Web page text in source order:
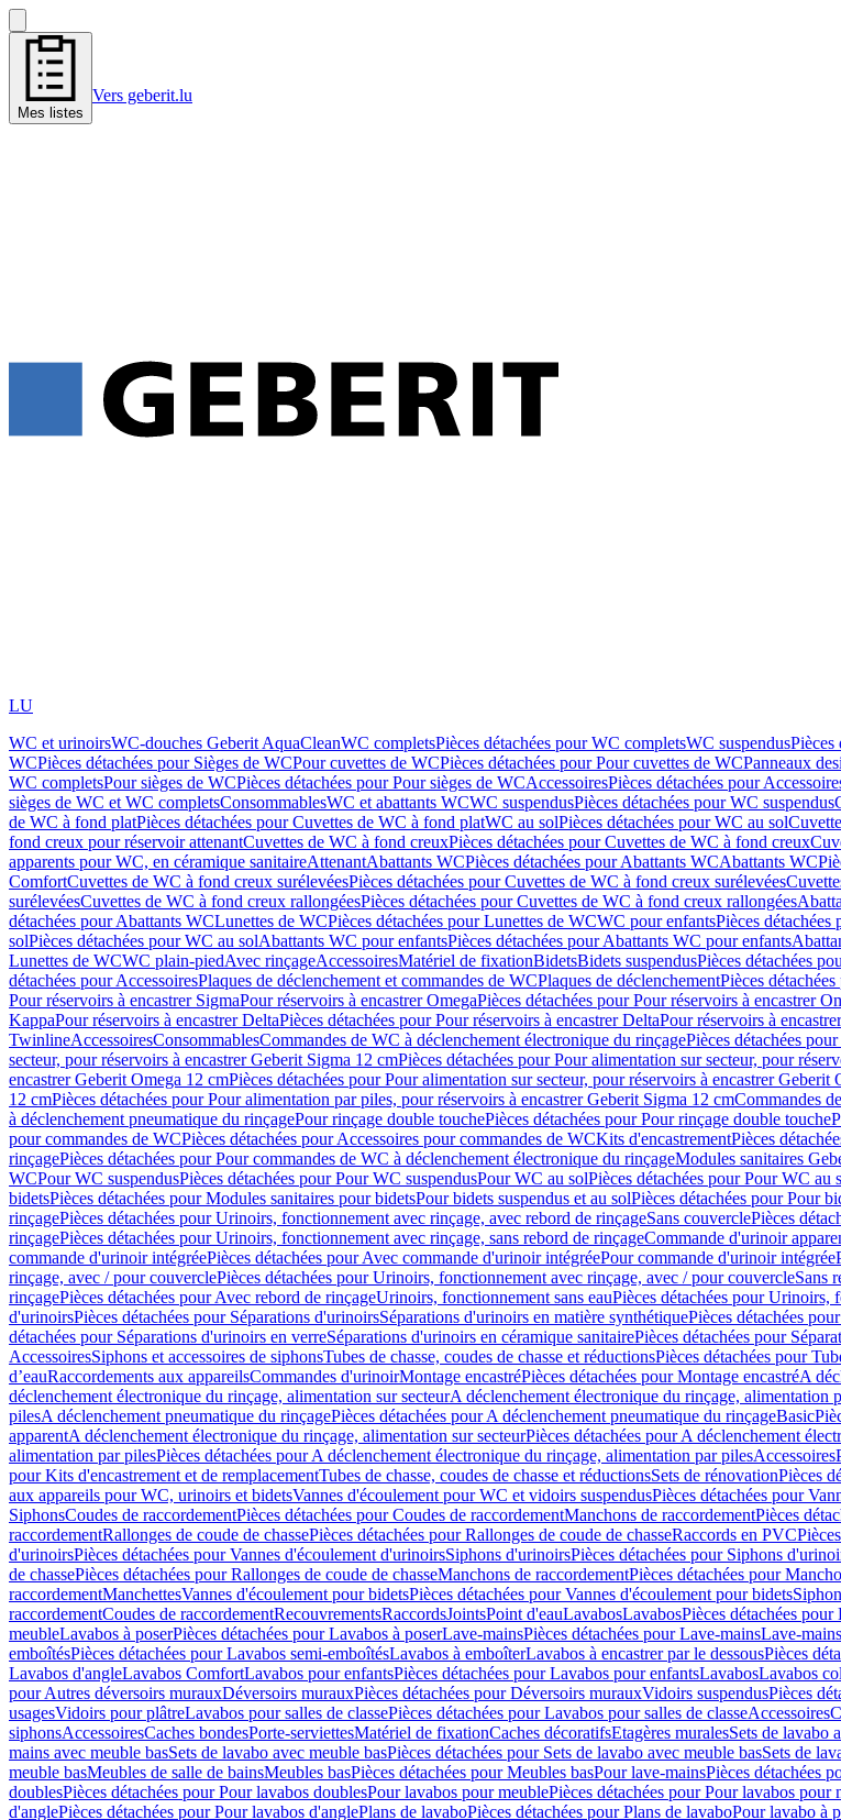
Mes listes
Vers geberit.lu
LU
WC et urinoirsWC-douches Geberit AquaCleanWC completsPièces détachées pour WC completsWC suspendusPièces
WCPièces détachées pour Sièges de WCPour cuvettes de WCPièces détachées pour Pour cuvettes de WCPanneaux
WC completsPour sièges de WCPièces détachées pour Pour sièges de WCAccessoiresPièces détachées pour
sièges de WC et WC completsConsommablesWC et abattants WCWC suspendusPièces détachées pour WC suspendus
de WC à fond platPièces détachées pour Cuvettes de WC à fond platWC au solPièces détachées pour WC au sol
fond creux pour réservoir attenantCuvettes de WC à fond creuxPièces détachées pour Cuvettes de WC à fond creux
apparents pour WC, en céramique sanitaireAttenantAbattants WCPièces détachées pour Abattants WCAbattants WC
ComfortCuvettes de WC à fond creux surélevéesPièces détachées pour Cuvettes de WC à fond creux surélevées
surélevéesCuvettes de WC à fond creux rallongéesPièces détachées pour Cuvettes de WC à fond creux rallongées
détachées pour Abattants WCLunettes de WCPièces détachées pour Lunettes de WCWC pour enfantsPièces
solPièces détachées pour WC au solAbattants WC pour enfantsPièces détachées pour Abattants WC pour enfants
Lunettes de WCWC plain-piedAvec rinçageAccessoiresMatériel de fixationBidetsBidets suspendusPièces détachées
détachées pour AccessoiresPlaques de déclenchement et commandes de WCPlaques de déclenchementPièces
Pour réservoirs à encastrer SigmaPour réservoirs à encastrer OmegaPièces détachées pour Pour réservoirs à encastrer
KappaPour réservoirs à encastrer DeltaPièces détachées pour Pour réservoirs à encastrer DeltaPour réservoirs à
TwinlineAccessoiresConsommablesCommandes de WC à déclenchement électronique du rinçagePièces détachées
secteur, pour réservoirs à encastrer Geberit Sigma 12 cmPièces détachées pour Pour alimentation sur secteur, pour
encastrer Geberit Omega 12 cmPièces détachées pour Pour alimentation sur secteur, pour réservoirs à encastrer Geberit
12 cmPièces détachées pour Pour alimentation par piles, pour réservoirs à encastrer Geberit Sigma 12 cmCommandes
à déclenchement pneumatique du rinçagePour rinçage double touchePièces détachées pour Pour rinçage double touche
pour commandes de WCPièces détachées pour Accessoires pour commandes de WCKits d'encastrementPièces
rinçagePièces détachées pour Pour commandes de WC à déclenchement électronique du rinçageModules sanitaires
WCPour WC suspendusPièces détachées pour Pour WC suspendusPour WC au solPièces détachées pour Pour WC au
bidetsPièces détachées pour Modules sanitaires pour bidetsPour bidets suspendus et au solPièces détachées pour Pour
rinçagePièces détachées pour Urinoirs, fonctionnement avec rinçage, avec rebord de rinçageSans couverclePièces
rinçagePièces détachées pour Urinoirs, fonctionnement avec rinçage, sans rebord de rinçageCommande d'urinoir
commande d'urinoir intégréePièces détachées pour Avec commande d'urinoir intégréePour commande d'urinoir intégrée
rinçage, avec / pour couverclePièces détachées pour Urinoirs, fonctionnement avec rinçage, avec / pour couvercleSans
rinçagePièces détachées pour Avec rebord de rinçageUrinoirs, fonctionnement sans eauPièces détachées pour Urinoirs,
d'urinoirsPièces détachées pour Séparations d'urinoirsSéparations d'urinoirs en matière synthétiquePièces détachées
détachées pour Séparations d'urinoirs en verreSéparations d'urinoirs en céramique sanitairePièces détachées pour
AccessoiresSiphons et accessoires de siphonsTubes de chasse, coudes de chasse et réductionsPièces détachées pour
d’eauRaccordements aux appareilsCommandes d'urinoirMontage encastréPièces détachées pour Montage encastréA
déclenchement électronique du rinçage, alimentation sur secteurA déclenchement électronique du rinçage, alimentation
pilesA déclenchement pneumatique du rinçagePièces détachées pour A déclenchement pneumatique du rinçageBasic
apparentA déclenchement électronique du rinçage, alimentation sur secteurPièces détachées pour A déclenchement
alimentation par pilesPièces détachées pour A déclenchement électronique du rinçage, alimentation par pilesAccessoires
pour Kits d'encastrement et de remplacementTubes de chasse, coudes de chasse et réductionsSets de rénovationPièces
aux appareils pour WC, urinoirs et bidetsVannes d'écoulement pour WC et vidoirs suspendusPièces détachées pour
SiphonsCoudes de raccordementPièces détachées pour Coudes de raccordementManchons de raccordementPièces
raccordementRallonges de coude de chassePièces détachées pour Rallonges de coude de chasseRaccords en PVC
d'urinoirsPièces détachées pour Vannes d'écoulement d'urinoirsSiphons d'urinoirsPièces détachées pour Siphons
de chassePièces détachées pour Rallonges de coude de chasseManchons de raccordementPièces détachées pour
raccordementManchettesVannes d'écoulement pour bidetsPièces détachées pour Vannes d'écoulement pour bidets
raccordementCoudes de raccordementRecouvrementsRaccordsJointsPoint d'eauLavabosLavabosPièces détachées pour
meubleLavabos à poserPièces détachées pour Lavabos à poserLave-mainsPièces détachées pour Lave-mainsLave-
emboîtésPièces détachées pour Lavabos semi-emboîtésLavabos à emboîterLavabos à encastrer par le dessousPièces
Lavabos d'angleLavabos ComfortLavabos pour enfantsPièces détachées pour Lavabos pour enfantsLavabosLavabos
pour Autres déversoirs murauxDéversoirs murauxPièces détachées pour Déversoirs murauxVidoirs suspendusPièces
usagesVidoirs pour plâtreLavabos pour salles de classePièces détachées pour Lavabos pour salles de classeAccessoires
siphonsAccessoiresCaches bondesPorte-serviettesMatériel de fixationCaches décoratifsEtagères muralesSets de lavabo
mains avec meuble basSets de lavabo avec meuble basPièces détachées pour Sets de lavabo avec meuble basSets de
meuble basMeubles de salle de bainsMeubles basPièces détachées pour Meubles basPour lave-mainsPièces détachées
doublesPièces détachées pour Pour lavabos doublesPour lavabos pour meublePièces détachées pour Pour lavabos pour
d'anglePièces détachées pour Pour lavabos d'anglePlans de lavaboPièces détachées pour Plans de lavaboPour lavabo à